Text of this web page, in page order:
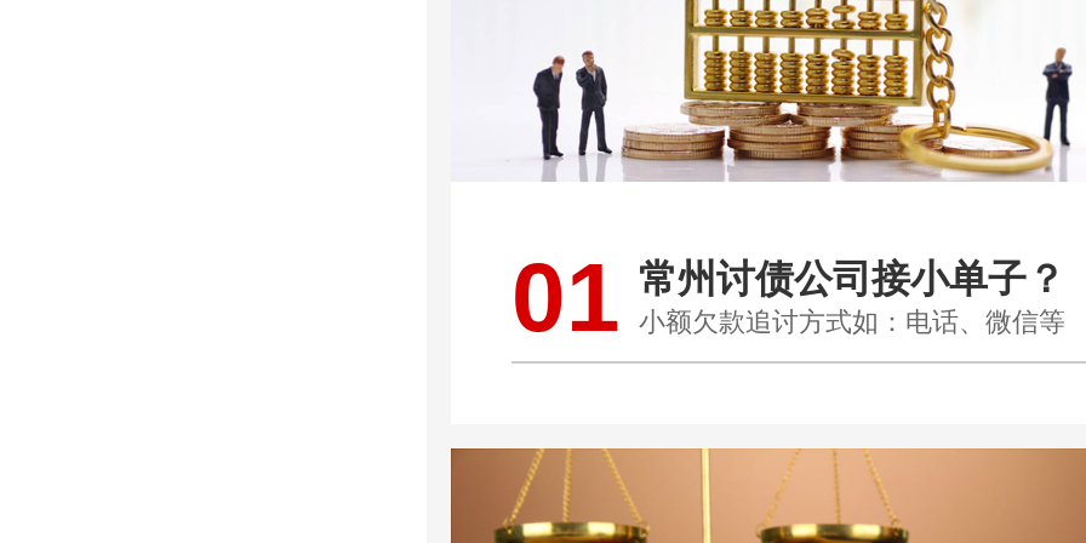
01 常州讨债公司接小单子？
小额欠款追讨方式如：电话、微信等